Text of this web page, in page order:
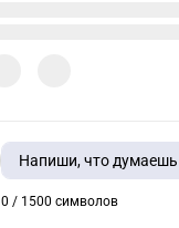
Напиши, что думаешь
0 / 1500 символов